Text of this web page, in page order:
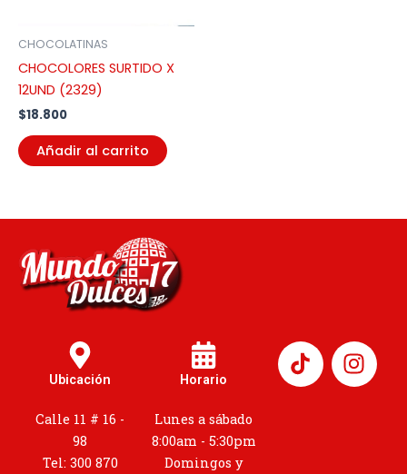
CHOCOLATINAS
CHOCOLORES SURTIDO X
12UND (2329)
$18.800
Añadir al carrito
Ubicación
Calle 11 # 16 -
98
Tel: 300 870
Horario
Lunes a sábado
8:00am - 5:30pm
Domingos y
I
n
s